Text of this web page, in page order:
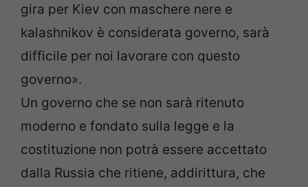
gira per Kiev con maschere nere e
kalashnikov è considerata governo, sarà
difficile per noi lavorare con questo
governo».
Un governo che se non sarà ritenuto
moderno e fondato sulla legge e la
costituzione non potrà essere accettato
dalla Russia che ritiene, addirittura, che